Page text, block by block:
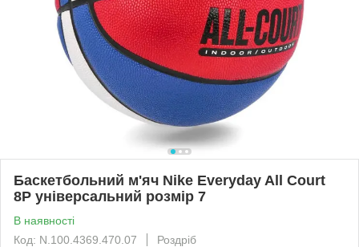
Баскетбольний м'яч Nike Everyday All Court
8P універсальний розмір 7
В наявності
Код: N.100.4369.470.07
Роздріб